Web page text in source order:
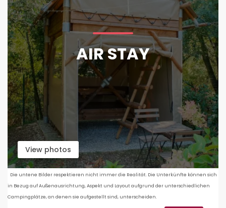
AIR STAY
View photos
Die untene Bilder respektieren nicht immer die Realität. Die Unterkünfte können sich
in Bezug auf Außenausrichtung, Aspekt und Layout aufgrund der unterschiedlichen
Campingplätze, an denen sie aufgestellt sind, unterscheiden.